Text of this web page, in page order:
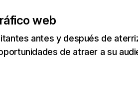
web
antes y después de
de atraer a su